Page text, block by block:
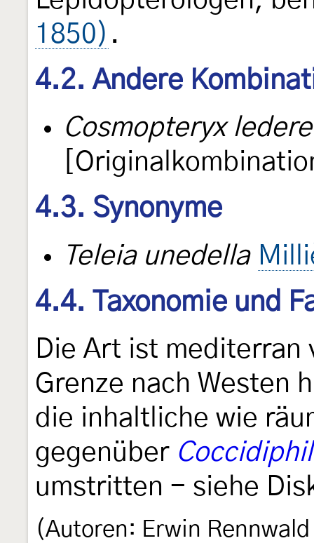
1850) .
4.2. Andere
Cosmopteryx
4.3. Synonyme
Teleia unedella
4.4. Taxonomie und
Die Art ist
Grenze nach Westen
die inhaltliche wie
gegenüber
umstritten - siehe
(Autoren: Erwin